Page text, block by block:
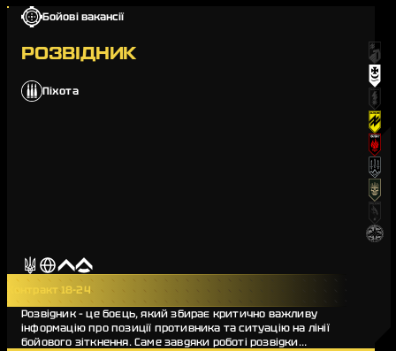
Бойові вакансії
РОЗВІДНИК
Піхота
Контракт 18-24
Розвідник – це боєць, який збирає критично важливу
інформацію про позиції противника та ситуацію на лінії
бойового зіткнення. Саме завдяки роботі розвідки